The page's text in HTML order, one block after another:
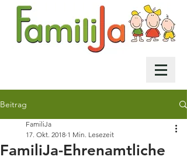
Beitrag
FamiliJa-Ehrenamtliche
FamiliJa
17. Okt. 2018 1 Min. Lesezeit